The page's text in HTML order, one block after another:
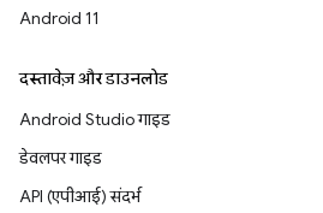
Android 11
दस्तावेज़ और डाउनलोड
Android Studio गाइड
डेवलपर गाइड
API (एपीआई) संदर्भ